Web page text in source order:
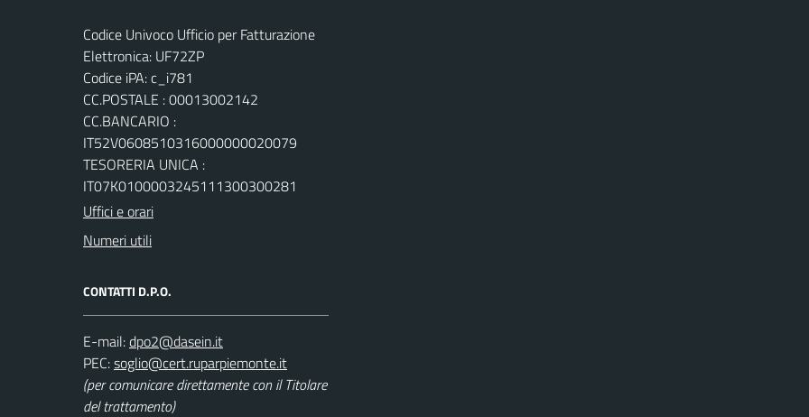
Codice Univoco Ufficio per Fatturazione
Elettronica: UF72ZP
Codice iPA: c_i781
CC.POSTALE : 00013002142
CC.BANCARIO :
IT52V0608510316000000020079
TESORERIA UNICA :
IT07K0100003245111300300281
Uffici e orari
Numeri utili
CONTATTI D.P.O.
E-mail:
PEC:
(per comunicare direttamente con il Titolare
del trattamento)